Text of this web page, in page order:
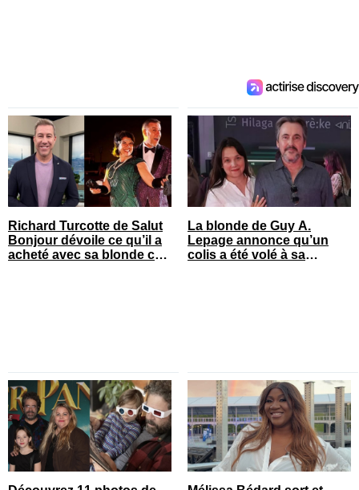
Richard Turcotte de Salut
Bonjour dévoile ce qu’il a
acheté avec sa blonde cet
La blonde de Guy A.
Lepage annonce qu’un
colis a été volé à sa